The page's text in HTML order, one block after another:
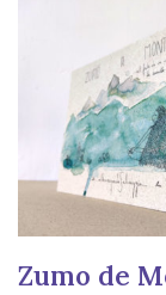
Zumo de